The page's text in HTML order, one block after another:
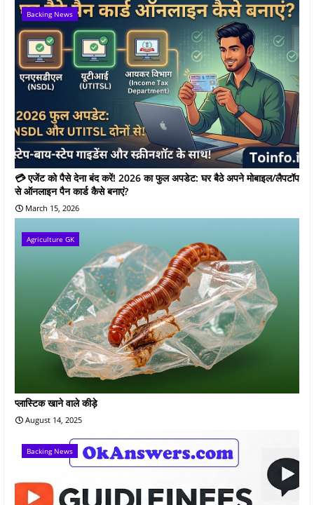
Backing News
💳 एजेंट को पैसे देना बंद करें! 2026 का फुल अपडेट: घर बैठे अपने मोबाइल/लैपटॉप
से ऑनलाइन पैन कार्ड कैसे बनाएं?
March 15, 2026
Agriculture GK
प्लास्टिक खाने वाले कीड़े
August 14, 2025
Backing News